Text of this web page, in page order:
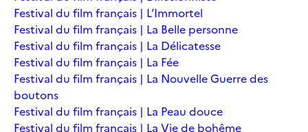
Festival du film français | L’Immortel
Festival du film français | La Belle personne
Festival du film français | La Délicatesse
Festival du film français | La Fée
Festival du film français | La Nouvelle Guerre des
boutons
Festival du film français | La Peau douce
Festival du film français | La Vie de bohême